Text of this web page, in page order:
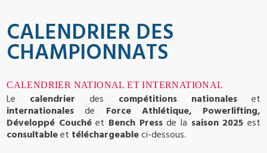
CALENDRIER DES
CHAMPIONNATS
CALENDRIER NATIONAL ET INTERNATIONAL
Le calendrier des compétitions nationaleset
internationales de Force Athlétique, Powerlifting,
Développé Couchéet Bench Pressde la saison 2025 est
consultableet téléchargeableci-dessous.